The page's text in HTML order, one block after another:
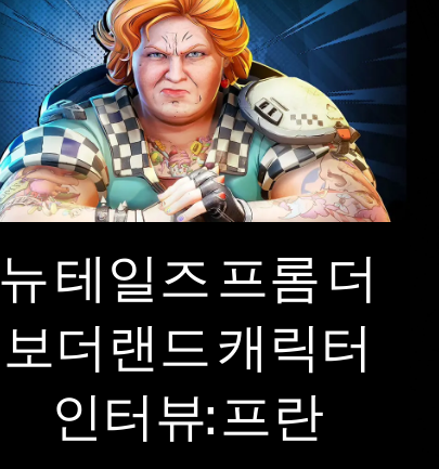
뉴 테일즈 프롬 더
보더랜드 캐릭터
인터뷰: 프란